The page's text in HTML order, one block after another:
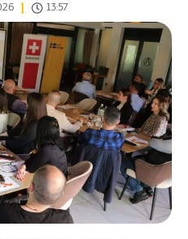
13:57